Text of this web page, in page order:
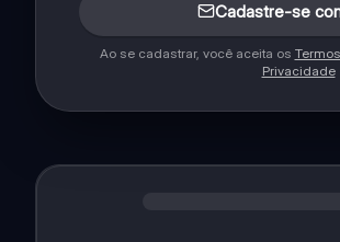
Cadastre-se
Ao se cadastrar, você aceita os
Privacidade